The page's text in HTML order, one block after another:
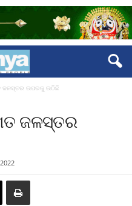
ଜଳସ୍ତର ଉପରକୁ ଉଠିଛି
ଜଳସ୍ତର